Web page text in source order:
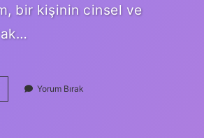
bir kişinin cinsel ve
Yorum Bırak